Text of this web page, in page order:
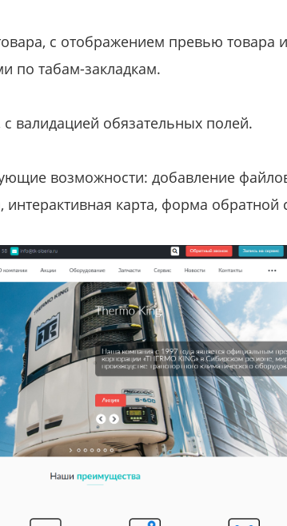
с отображением превью товара
по табам-закладкам.
валидацией обязательных полей.
возможности: добавление
карта, форма обратной